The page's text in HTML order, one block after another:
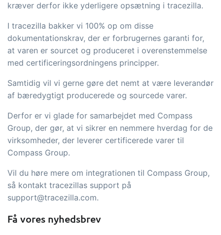
kræver derfor ikke yderligere opsætning i tracezilla.
I tracezilla bakker vi 100% op om disse
dokumentationskrav, der er forbrugernes garanti for,
at varen er sourcet og produceret i overenstemmelse
med certificeringsordningens principper.
Samtidig vil vi gerne gøre det nemt at være leverandør
af bæredygtigt producerede og sourcede varer.
Derfor er vi glade for samarbejdet med Compass
Group, der gør, at vi sikrer en nemmere hverdag for de
virksomheder, der leverer certificerede varer til
Compass Group.
Vil du høre mere om integrationen til Compass Group,
så kontakt tracezillas support på
support@tracezilla.com.
Få vores nyhedsbrev